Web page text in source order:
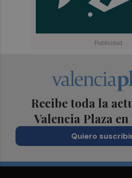
Recibe toda la
Valencia Plaza
Quiero